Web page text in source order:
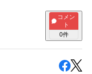
コメン
ト
0件